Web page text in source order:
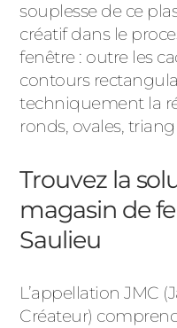
souplesse de ce
créatif dans le
fenêtre : outre les
contours
techniquement la
ronds, ovales,
Trouvez la
magasin de
Saulieu
L’appellation JMC
Créateur)